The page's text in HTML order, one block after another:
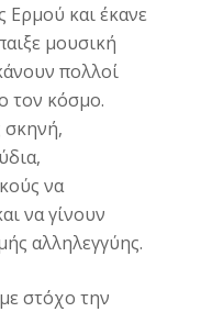
Ερμού και έκανε
μουσική
πολλοί
τον κόσμο.
σκηνή,
να
να γίνουν
αλληλεγγύης.
στόχο την